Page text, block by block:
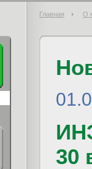
Главная О
30